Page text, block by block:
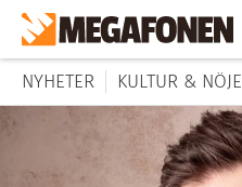
NYHETER KULTUR & NÖJE